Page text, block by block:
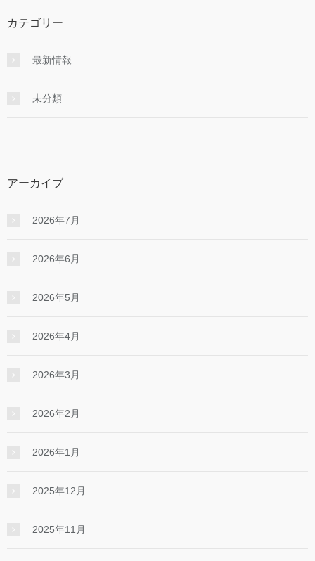
カテゴリー
最新情報
未分類
アーカイブ
2026年7月
2026年6月
2026年5月
2026年4月
2026年3月
2026年2月
2026年1月
2025年12月
2025年11月